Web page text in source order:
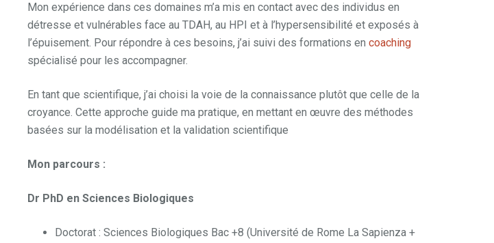
Mon expérience dans ces domaines m’a mis en contact avec des individus en
détresse et vulnérables face au TDAH, au HPI et à l’hypersensibilité et exposés à
l’épuisement. Pour répondre à ces besoins, j’ai suivi des formations en coaching
spécialisé pour les accompagner.
En tant que scientifique, j’ai choisi la voie de la connaissance plutôt que celle de la
croyance. Cette approche guide ma pratique, en mettant en œuvre des méthodes
basées sur la modélisation et la validation scientifique
Mon parcours :
Dr PhD en Sciences Biologiques
Doctorat : Sciences Biologiques Bac +8 (Université de Rome La Sapienza +